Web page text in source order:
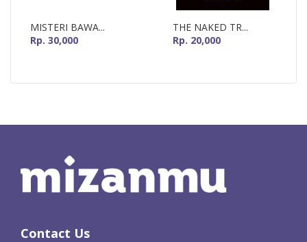
MISTERI BAWA...
Rp. 30,000
THE NAKED TR...
Rp. 20,000
Contact Us